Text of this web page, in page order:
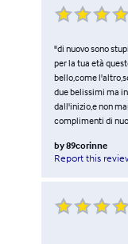
"di nuovo sono
per la tua età
bello,come
due belissimi ma
dall'inizio,e non
complimenti di
by89corinne
Report this